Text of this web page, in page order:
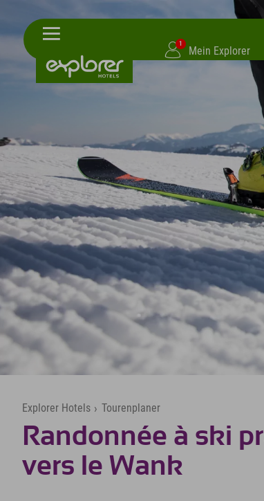
1
Mein Explorer
Explorer Hotels › Tourenplaner
Randonnée à ski
vers le Wank